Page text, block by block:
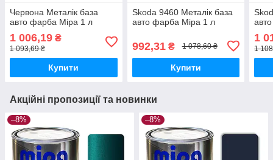
Червона Металік база
авто фарба Mipa 1 л
1 006,19 ₴
1 093,69 ₴
Купити
Skoda 9460 Металік база
авто фарба Mipa 1 л
992,31₴ 1 078,60 ₴
Купити
1
1
Акційні пропозиції та новинки
–8% –8%